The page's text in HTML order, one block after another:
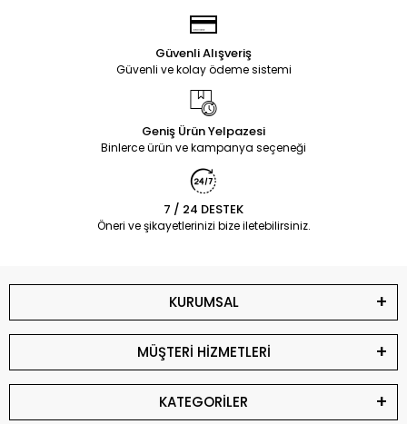
Güvenli Alışveriş
Güvenli ve kolay ödeme sistemi
Geniş Ürün Yelpazesi
Binlerce ürün ve kampanya seçeneği
7 / 24 DESTEK
Öneri ve şikayetlerinizi bize iletebilirsiniz.
KURUMSAL
MÜŞTERİ HİZMETLERİ
KATEGORİLER